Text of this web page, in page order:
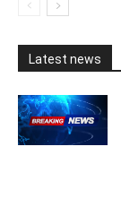
Latest news